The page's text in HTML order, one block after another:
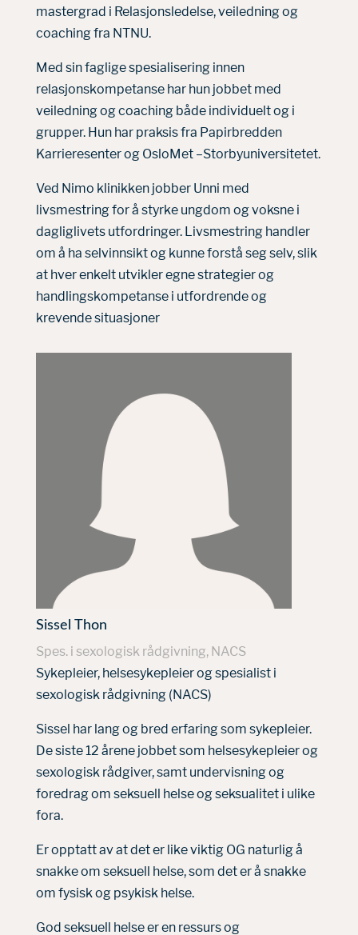
mastergrad i Relasjonsledelse, veiledning og
coaching fra NTNU.
Med sin faglige spesialisering innen
relasjonskompetanse har hun jobbet med
veiledning og coaching både individuelt og i
grupper. Hun har praksis fra Papirbredden
Karrieresenter og OsloMet –Storbyuniversitetet.
Ved Nimo klinikken jobber Unni med
livsmestring for å styrke ungdom og voksne i
dagliglivets utfordringer. Livsmestring handler
om å ha selvinnsikt og kunne forstå seg selv, slik
at hver enkelt utvikler egne strategier og
handlingskompetanse i utfordrende og
krevende situasjoner
Sissel Thon
Spes. i sexologisk rådgivning, NACS
Sykepleier, helsesykepleier og spesialist i
sexologisk rådgivning (NACS)
Sissel har lang og bred erfaring som sykepleier.
De siste 12 årene jobbet som helsesykepleier og
sexologisk rådgiver, samt undervisning og
foredrag om seksuell helse og seksualitet i ulike
fora.
Er opptatt av at det er like viktig OG naturlig å
snakke om seksuell helse, som det er å snakke
om fysisk og psykisk helse.
God seksuell helse er en ressurs og